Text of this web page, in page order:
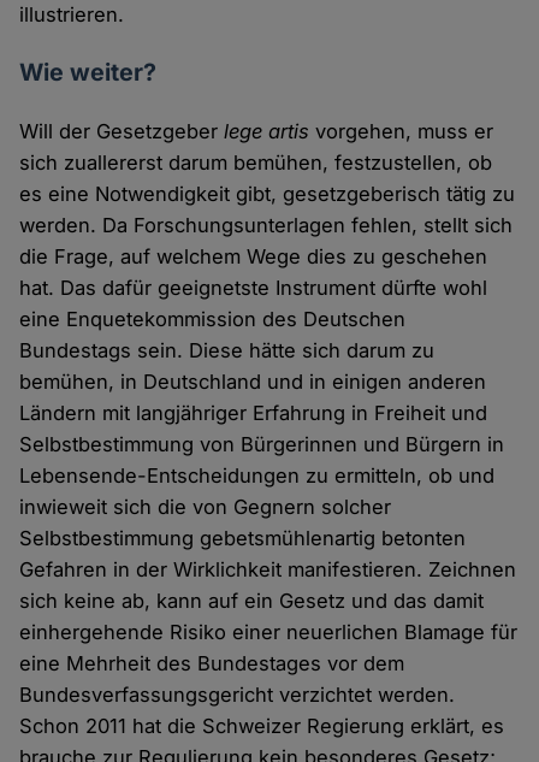
illustrieren.
Wie weiter?
Will der Gesetzgeberlege artis vorgehen, muss er
sich zuallererst darum bemühen, festzustellen, ob
es eine Notwendigkeit gibt, gesetzgeberisch tätig zu
werden. Da Forschungsunterlagen fehlen, stellt sich
die Frage, auf welchem Wege dies zu geschehen
hat. Das dafür geeignetste Instrument dürfte wohl
eine Enquetekommission des Deutschen
Bundestags sein. Diese hätte sich darum zu
bemühen, in Deutschland und in einigen anderen
Ländern mit langjähriger Erfahrung in Freiheit und
Selbstbestimmung von Bürgerinnen und Bürgern in
Lebensende-Entscheidungen zu ermitteln, ob und
inwieweit sich die von Gegnern solcher
Selbstbestimmung gebetsmühlenartig betonten
Gefahren in der Wirklichkeit manifestieren. Zeichnen
sich keine ab, kann auf ein Gesetz und das damit
einhergehende Risiko einer neuerlichen Blamage für
eine Mehrheit des Bundestages vor dem
Bundesverfassungsgericht verzichtet werden.
Schon 2011 hat die Schweizer Regierung erklärt, es
brauche zur Regulierung kein besonderes Gesetz;